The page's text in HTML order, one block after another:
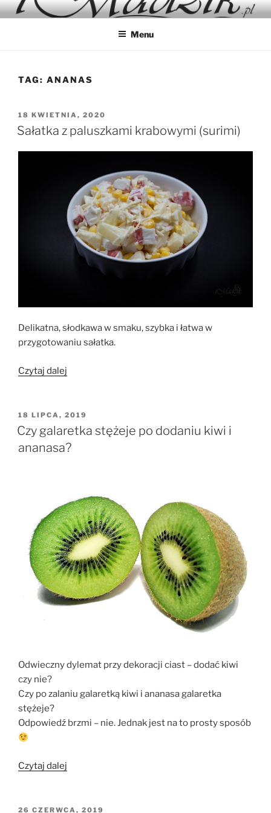
Przejdź
do
IMADZIK
Blog Kulinarny
Menu
TAG: ANANAS
OPUBLIKOWANE
W
18 KWIETNIA, 2020
Sałatka z paluszkami krabowymi (surimi)
Delikatna, słodkawa w smaku, szybka i łatwa w
przygotowaniu sałatka.
Czytaj dalej
krabowymi
(surimi)”
OPUBLIKOWANE
W
18 LIPCA, 2019
Czy galaretka stężeje po dodaniu kiwi i
ananasa?
Odwieczny dylemat przy dekoracji ciast – dodać kiwi
czy nie?
Czy po zalaniu galaretką kiwi i ananasa galaretka
stężeje?
Odpowiedź brzmi – nie. Jednak jest na to prosty sposób
Czytaj dalej
po
OPUBLIKOWANE
26 CZERWCA, 2019